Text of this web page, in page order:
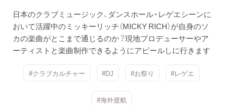
日本のクラブミュージック、ダンスホール・レゲエシーンに
おいて活躍中のミッキーリッチ（MICKY RICH）が自身のソ
カの楽曲がとこまで通じるのか？現地プロデューサーやア
ーティストと楽曲制作できるようにアピールしに行きます
#クラブカルチャー #DJ #お祭り #レゲエ
#海外渡航